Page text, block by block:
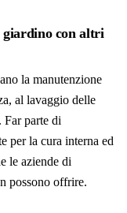
giardino con altri
la manutenzione
al lavaggio delle
Far parte di
per la cura interna ed
le aziende di
possono offrire.